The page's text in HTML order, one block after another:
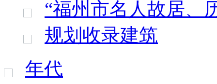
“福州市名人故居、
规划收录建筑
年代